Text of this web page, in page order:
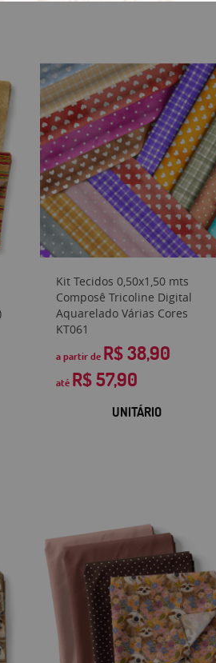
Kit Tecidos 0,50x1,50 mts
Composê Tricoline Digital
Aquarelado Várias Cores
KT061
a partir de R$ 38,90
até R$ 57,90
UNITÁRIO